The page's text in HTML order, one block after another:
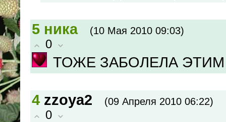
5 ника (10 Мая 2010 09:03)
0
ТОЖЕ ЗАБОЛЕЛА
4 zzoya2 (09 Апреля 2010 06:22)
0